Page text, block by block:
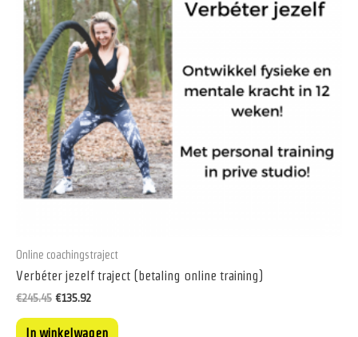
Online coachingstraject
Verbéter jezelf traject (betaling online training)
€245.45 Oorspronkelijke
was:
€135.92Huidige
is:
In winkelwagen